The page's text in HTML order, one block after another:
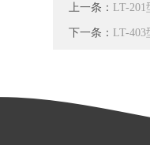
上一条： LT-
下一条： LT-